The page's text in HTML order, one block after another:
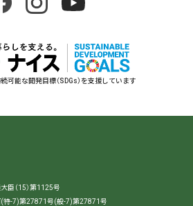
可能な開発目標（SDGs）を支援しています
（15）第1125号
(特-7)第27871号(般-7)第27871号